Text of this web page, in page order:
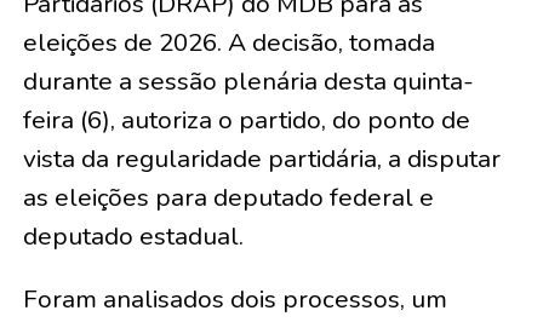
eleições de 2026. A decisão, tomada
durante a sessão plenária desta quinta-
feira (6), autoriza o partido, do ponto de
vista da regularidade partidária, a disputar
as eleições para deputado federal e
deputado estadual.
Foram analisados dois processos, um